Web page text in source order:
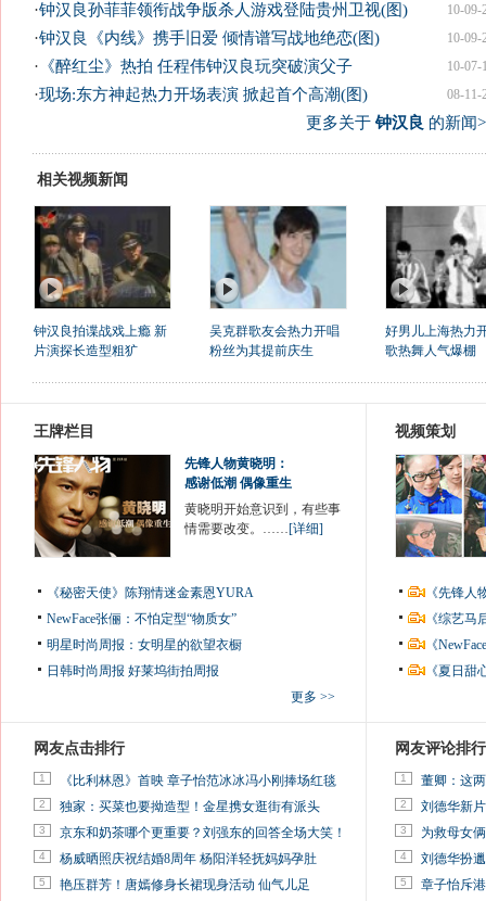
10-09-
·钟汉良孙菲菲领衔战争版杀人游戏登陆贵州卫视(图)
10-09-
·钟汉良《内线》携手旧爱 倾情谱写战地绝恋(图)
10-07-
· 《醉红尘》热拍 任程伟钟汉良玩突破演父子
08-11-
·现场:东方神起热力开场表演 掀起首个高潮(图)
更多关于 钟汉良 的新闻
相关视频新闻
钟汉良拍谍战戏上瘾 新
片演探长造型粗犷
吴克群歌友会热力开唱
粉丝为其提前庆生
好男儿上海热力
歌热舞人气爆棚
王牌栏目
先锋人物黄晓明：
感谢低潮 偶像重生
黄晓明开始意识到，有些事
情需要改变。……[详细]
《秘密天使》陈翔情迷金素恩YURA
NewFace张俪：不怕定型“物质女”
明星时尚周报：女明星的欲望衣橱
日韩时尚周报 好莱坞街拍周报
更多 >>
视频策划
《先锋
《综艺
《
《夏日
网友点击排行
1 《比利林恩》首映 章子怡范冰冰冯小刚捧场红毯
2 独家：买菜也要拗造型！金星携女逛街有派头
3 京东和奶茶哪个更重要？刘强东的回答全场大笑！
4 杨威晒照庆祝结婚8周年 杨阳洋轻抚妈妈孕肚
5 艳压群芳！唐嫣修身长裙现身活动 仙气儿足
网友评论排行
1 董卿：这
2 刘德华新
3 为救母女
4 刘德华扮
5 章子怡斥